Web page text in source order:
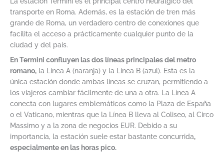
transporte en Roma. Además, es la estación de tren más
grande de Roma, un verdadero centro de conexiones que
facilita el acceso a prácticamente cualquier punto de la
ciudad y del país.
En Termini confluyen las dos líneas principales del metro
romano, la Línea A (naranja) y la Línea B (azul). Esta es la
única estación donde ambas líneas se cruzan, permitiendo a
los viajeros cambiar fácilmente de una a otra. La Línea A
conecta con lugares emblemáticos como la Plaza de España
o el Vaticano, mientras que la Línea B lleva al Coliseo, al Circo
Massimo y a la zona de negocios EUR. Debido a su
importancia, la estación suele estar bastante concurrida,
especialmente en las horas pico.